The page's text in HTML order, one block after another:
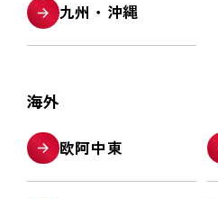
九州・沖縄
海外
欧阿中東